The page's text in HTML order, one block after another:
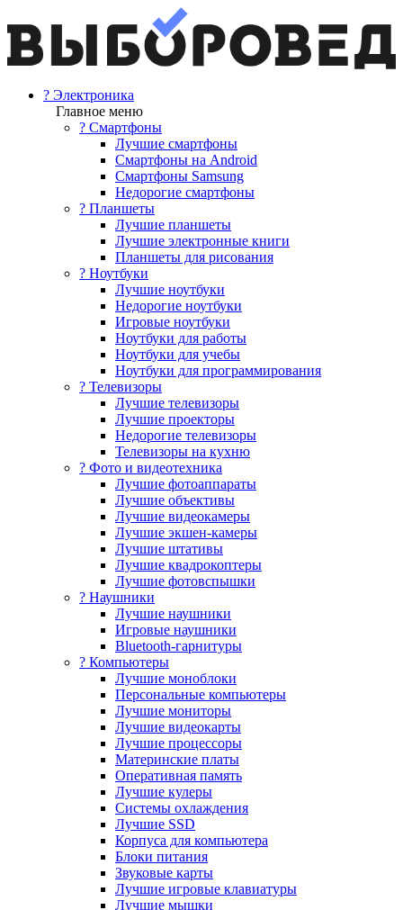
? Электроника
Главное меню
? Смартфоны
Лучшие смартфоны
Смартфоны на Android
Смартфоны Samsung
Недорогие смартфоны
? Планшеты
Лучшие планшеты
Лучшие электронные книги
Планшеты для рисования
? Ноутбуки
Лучшие ноутбуки
Недорогие ноутбуки
Игровые ноутбуки
Ноутбуки для работы
Ноутбуки для учебы
Ноутбуки для программирования
? Телевизоры
Лучшие телевизоры
Лучшие проекторы
Недорогие телевизоры
Телевизоры на кухню
? Фото и видеотехника
Лучшие фотоаппараты
Лучшие объективы
Лучшие видеокамеры
Лучшие экшен-камеры
Лучшие штативы
Лучшие квадрокоптеры
Лучшие фотовспышки
? Наушники
Лучшие наушники
Игровые наушники
Bluetooth-гарнитуры
?️ Компьютеры
Лучшие моноблоки
Персональные компьютеры
Лучшие мониторы
Лучшие видеокарты
Лучшие процессоры
Материнские платы
Оперативная память
Лучшие кулеры
Системы охлаждения
Лучшие SSD
Корпуса для компьютера
Блоки питания
Звуковые карты
Лучшие игровые клавиатуры
Лучшие мышки